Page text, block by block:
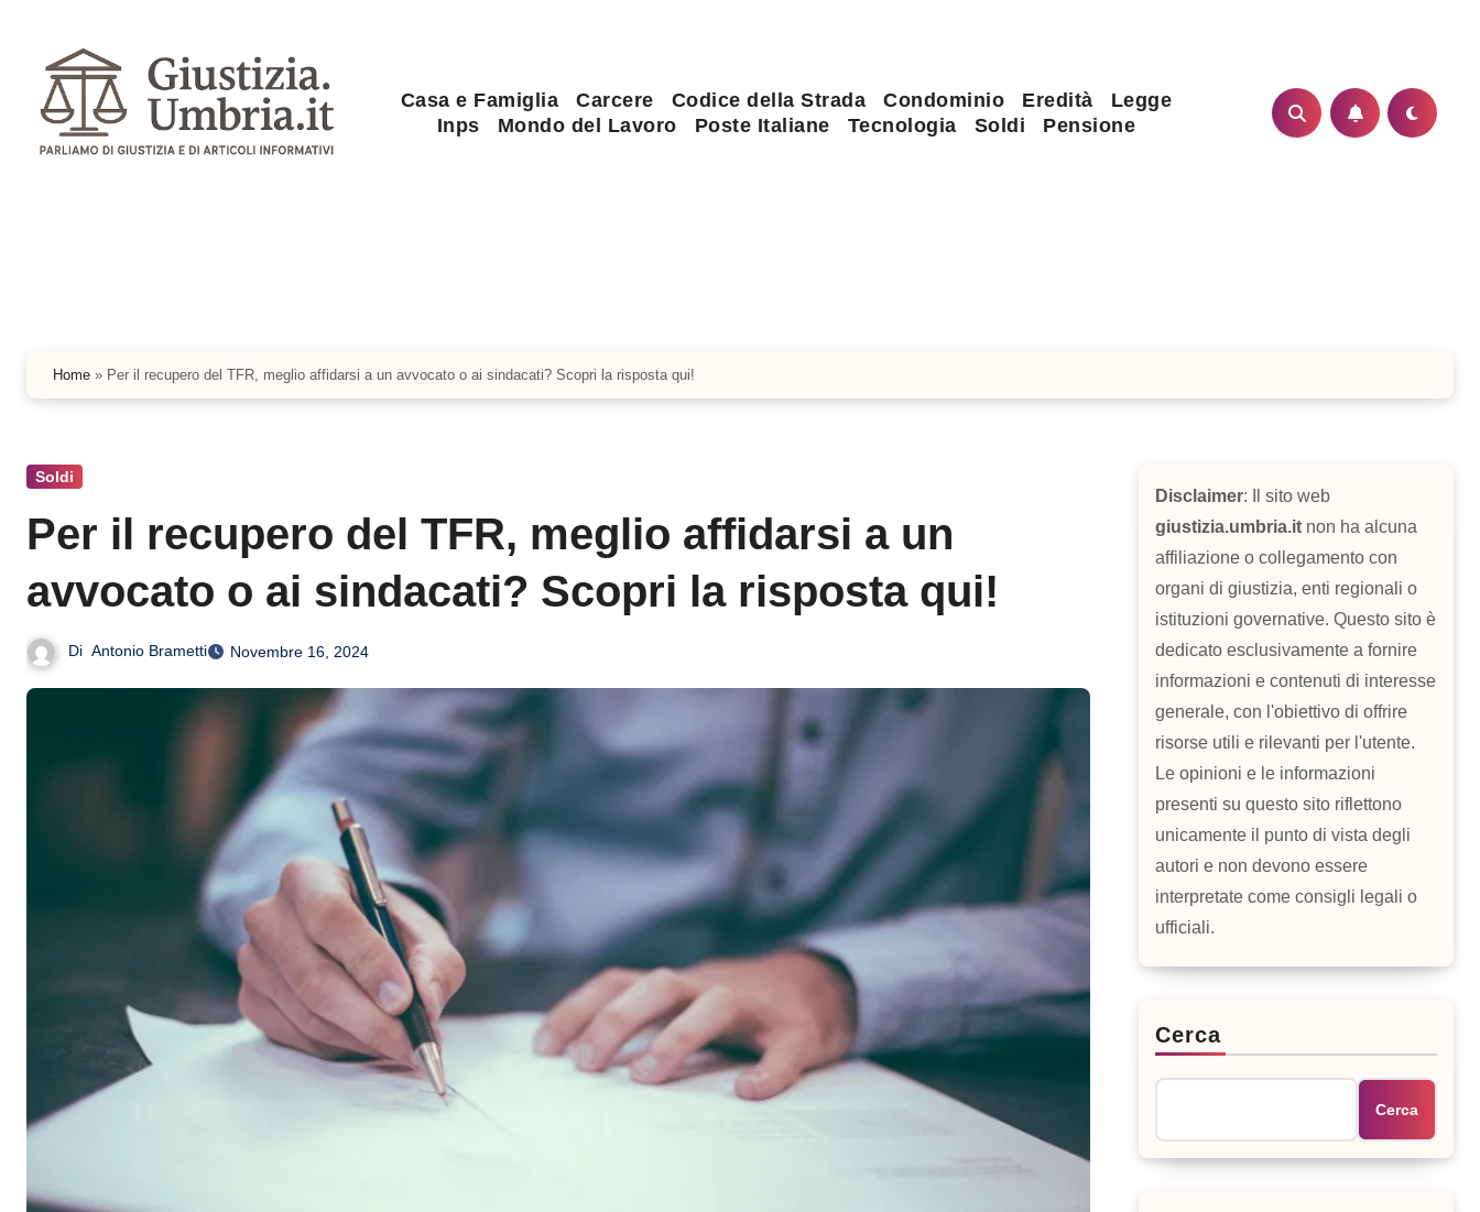
contenuto
Casa e Famiglia Carcere Codice della Strada Condominio Eredità
Legge
Inps
Mondo del Lavoro Poste Italiane Tecnologia Soldi Pensione
Home » Per il recupero del TFR, meglio affidarsi a un avvocato o ai sindacati? Scopri la risposta qui!
Soldi
Per il recupero del TFR, meglio affidarsi a un
avvocato o ai sindacati? Scopri la risposta qui!
Di Antonio Brametti Novembre 16, 2024
Disclaimer: Il sito web
giustizia.umbria.it non ha alcuna
affiliazione o collegamento con
organi di giustizia, enti regionali o
istituzioni governative. Questo sito è
dedicato esclusivamente a fornire
informazioni e contenuti di interesse
generale, con l'obiettivo di offrire
risorse utili e rilevanti per l'utente.
Le opinioni e le informazioni
presenti su questo sito riflettono
unicamente il punto di vista degli
autori e non devono essere
interpretate come consigli legali o
ufficiali.
Cerca
Cerca